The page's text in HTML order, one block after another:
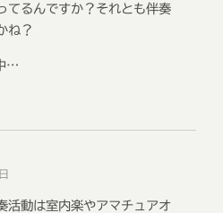
てるんですか？それとも伴奏
ね？
…
活動は室内楽やアマチュアオ